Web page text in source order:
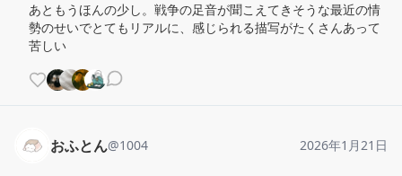
あともうほんの少し。戦争の足音が聞こえてきそうな最近の情
勢のせいでとてもリアルに、感じられる描写がたくさんあって
苦しい
おふとん@1004 2026年1月21日